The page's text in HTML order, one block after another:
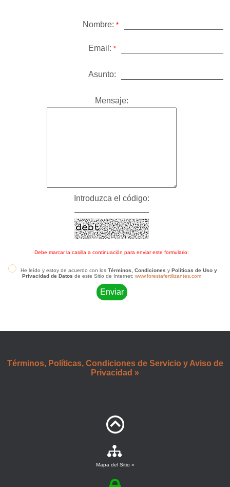
Nombre: *
Email: *
Asunto:
Mensaje:
Introduzca el código:
Debe marcar la casilla a continuación para enviar este formulario:
He leído y estoy de acuerdo con los Términos, Condiciones y Políticas de Uso y
Privacidad de Datos de este Sitio de Internet: www.forestafertilizantes.com
Términos, Políticas, Condiciones de Servicio y Aviso de
Privacidad »
Mapa del Sitio »